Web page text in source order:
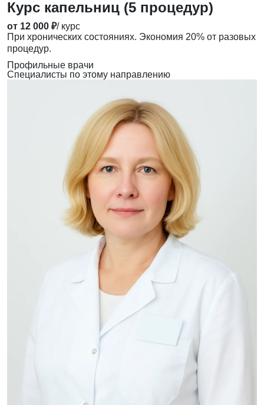
Курс капельниц (5 процедур)
от 12 000 ₽/ курс
При хронических состояниях. Экономия 20% от разовых
процедур.
Профильные врачи
Специалисты по этому направлению